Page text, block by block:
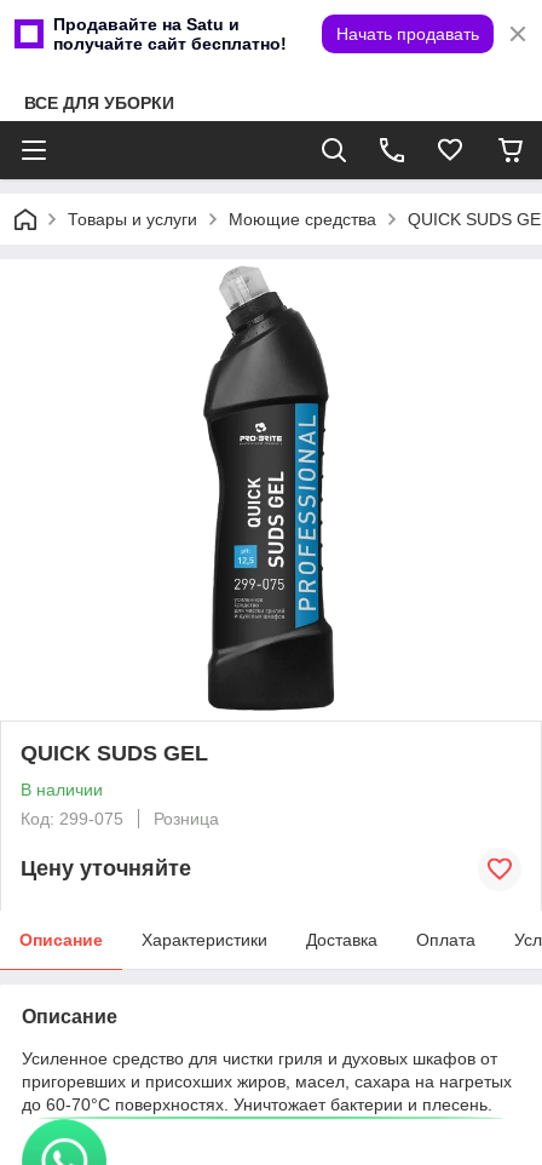
Продавайте на Satu и
получайте сайт бесплатно!
Начать продавать
ВСЕ ДЛЯ УБОРКИ
Товары и услуги Моющие средства QUICK SUDS
QUICK SUDS GEL
В наличии
Код: 299-075
Розница
Цену уточняйте
Описание Характеристики Доставка Оплата
Описание
Усиленное средство для чистки гриля и духовых шкафов от
пригоревших и присохших жиров, масел, сахара на нагретых
до 60-70°С поверхностях. Уничтожает бактерии и плесень.